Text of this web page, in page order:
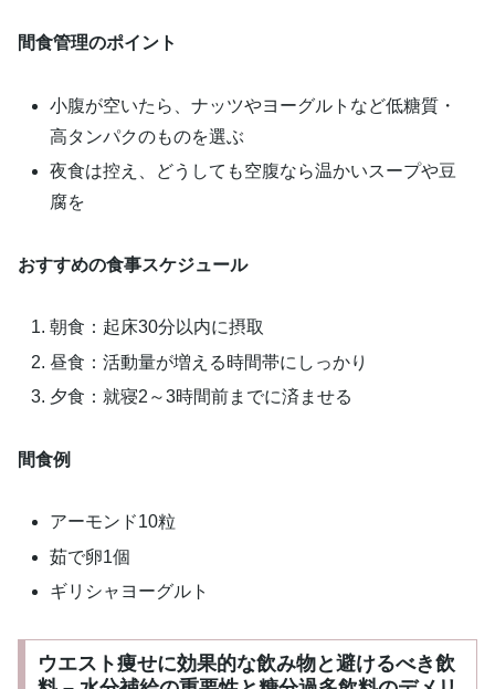
間食管理のポイント
小腹が空いたら、ナッツやヨーグルトなど低糖質・
高タンパクのものを選ぶ
夜食は控え、どうしても空腹なら温かいスープや豆
腐を
おすすめの食事スケジュール
朝食：起床30分以内に摂取
昼食：活動量が増える時間帯にしっかり
夕食：就寝2～3時間前までに済ませる
間食例
アーモンド10粒
茹で卵1個
ギリシャヨーグルト
ウエスト痩せに効果的な飲み物と避けるべき飲